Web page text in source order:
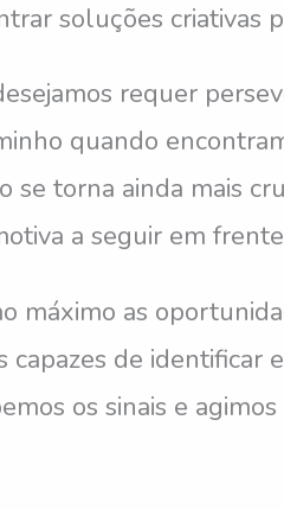
soluções criativas
requer
quando
se torna ainda mais
a seguir em
máximo as
de identificar
os sinais e